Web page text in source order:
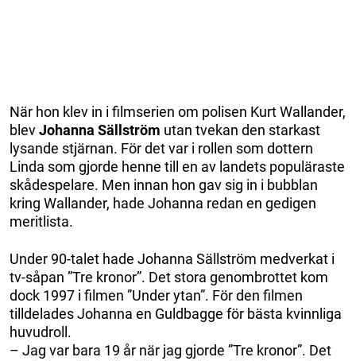
När hon klev in i filmserien om polisen Kurt Wallander,
blevJohanna Sällström utan tvekan den starkast
lysande stjärnan. För det var i rollen som dottern
Linda som gjorde henne till en av landets populäraste
skådespelare. Men innan hon gav sig in i bubblan
kring Wallander, hade Johanna redan en gedigen
meritlista.
Under 90-talet hade Johanna Sällström medverkat i
tv-såpan ”Tre kronor”. Det stora genombrottet kom
dock 1997 i filmen ”Under ytan”. För den filmen
tilldelades Johanna en Guldbagge för bästa kvinnliga
huvudroll.
– Jag var bara 19 år när jag gjorde ”Tre kronor”. Det